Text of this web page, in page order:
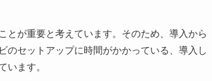
とが重要と考えています。そのため、導入から
のセットアップに時間がかかっている、導入し
います。